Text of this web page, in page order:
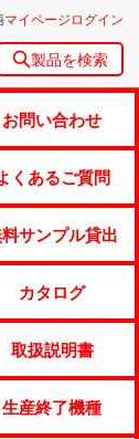
マイページログイン
製品を検索
お問い合わせ
くあるご質問
サンプル貸出
カタログ
取扱説明書
生産終了機種
信号灯
素材